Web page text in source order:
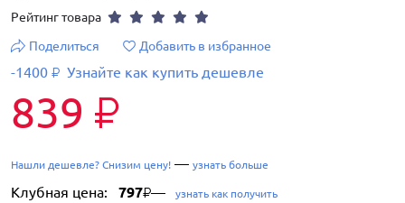
Рейтинг товара
Поделиться
Добавить в избранное
-1400 ₽ Узнайте как купить дешевле
839 ₽
Нашли дешевле? Снизим цену! — узнать больше
Клубная цена: 797₽— узнать как получить